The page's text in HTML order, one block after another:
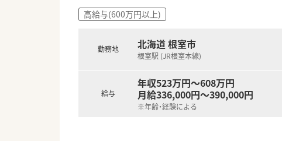
【法人特徴について】
■明治5年に設立された歴史ある病院
■高齢化が進む中、急性期から回復
高給与(600万円以上)
勤務地 北海道 根室市
根室駅 (JR根室本線)
給与
年収523万円～608万円
月給336,000円～390,000円
※年齢・経験による